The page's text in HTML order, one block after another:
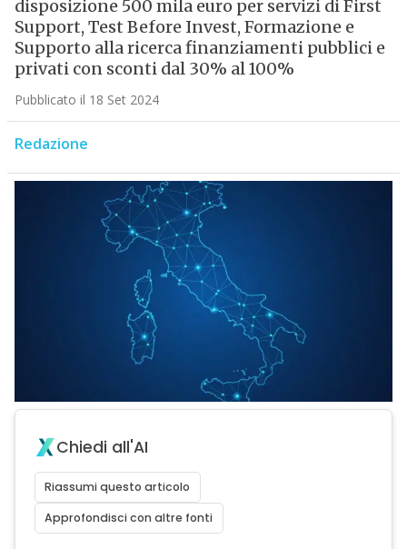
disposizione 500 mila euro per servizi di First
Support, Test Before Invest, Formazione e
Supporto alla ricerca finanziamenti pubblici e
privati con sconti dal 30% al 100%
Pubblicato il 18 Set 2024
Redazione
Chiedi all'AI
Riassumi questo articolo
Approfondisci con altre fonti